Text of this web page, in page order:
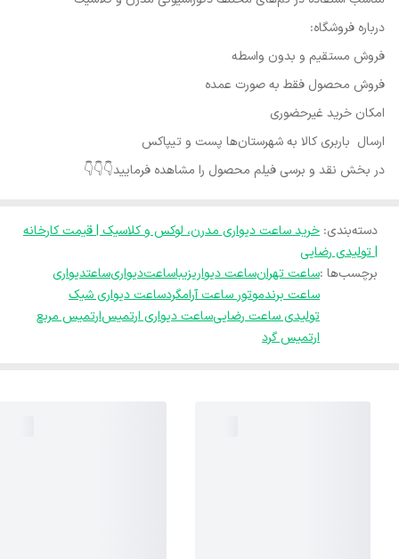
درباره فروشگاه:
فروش مستقیم و بدون واسطه
فروش محصول فقط به صورت عمده
امکان خرید غیر‌حضوری
ارسال باربری کالا به شهرستان‌ها پست و تیپاکس
در بخش نقد و برسی فیلم محصول را مشاهده فرمایید👇👇👇
دسته‌بندی: خرید ساعت دیواری مدرن، لوکس و کلاسیک | قیمت کارخانه
| تولیدی رضایی
برچسب‌ها :ساعت تهرانساعت دیواریزیباساعت‌دیواریساعتدیواری
ساعت برندموتور ساعت آرامگردساعت دیواری شیک
تولیدی ساعت رضاییساعت دیواری ارتمیسارتمیس مربع
ارتمیس گرد